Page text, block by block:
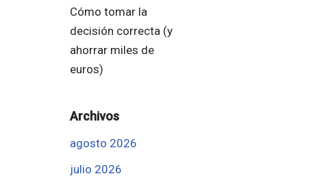
Cómo tomar la
decisión correcta (y
ahorrar miles de
euros)
Archivos
agosto 2026
julio 2026